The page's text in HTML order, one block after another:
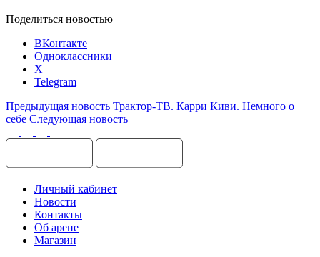
Поделиться новостью
ВКонтакте
Одноклассники
X
Telegram
Предыдущая новость Трактор-ТВ. Карри Киви. Немного о
себе Следующая новость
Личный кабинет
Новости
Контакты
Об арене
Магазин